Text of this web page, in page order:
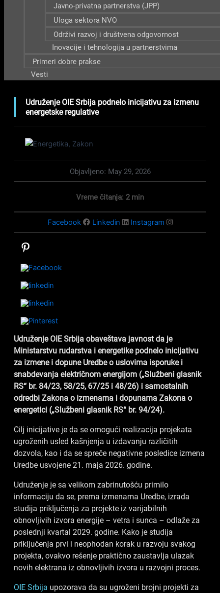
Javno-privatna partnerstva (JPP)
Uloga sektora NVO
Održivi razvoj i društvena odgovornost
Inovacije i tehnologija u partnerstvima
Primeri dobre prakse
Vesti
Udruženje OIE Srbija podnelo inicijativu za izmenu
energetske regulative
Objavljeno: May 29, 2026
Vreme čitanja: 2 min
Facebook Linkedin Instagram
Udruženje OIE Srbija obaveštava javnost da je
Ministarstvu rudarstva i energetike podnelo inicijativu
za izmene i dopune Uredbe o uslovima isporuke i
snabdevanja električnom energijom („Službeni glasnik
RS“ br. 84/23, 58/25, 67/25 i 48/26) i samostalnih
odredbi Zakona o izmenama i dopunama Zakona o
energetici („Službeni glasnik RS“ br. 94/24).
Cilj inicijative je da se omogući realizacija projekata
ugroženih usled kašnjenja u izdavanju različitih
dozvola, kao i da se spreče negativne posledice izmena
Uredbe usvojene 21. maja 2026. godine.
Udruženje je sa velikom zabrinutošću primilo
informaciju da se, prema izmenama Uredbe, izrada
studija priključenja za projekte iz varijabilnih
obnovljivih izvora energije – vetra i sunca – odlaže za
poslednji kvartal 2029. godine. Kako je studija
priključenja prvi i neophodan korak u razvoju svakog
projekta, ovakvo rešenje praktično zaustavlja ulazak
novih elektrana iz obnovljivih izvora u razvojni proces.
OIE Srbija upozorava da su ugroženi brojni projekti za